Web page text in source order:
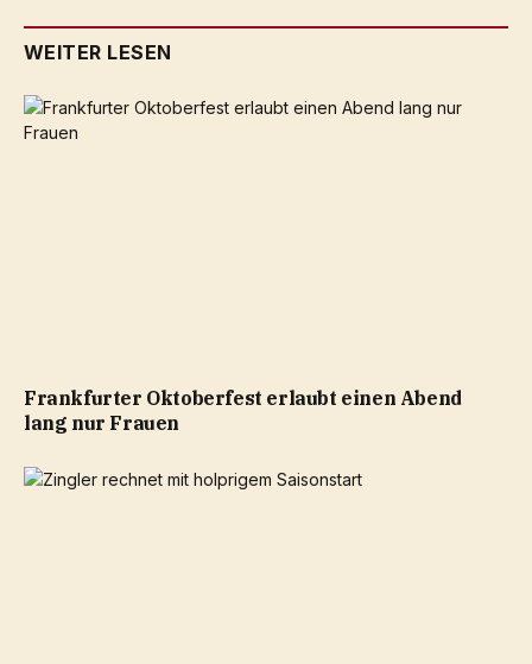
WEITER LESEN
Frankfurter Oktoberfest erlaubt einen Abend
lang nur Frauen